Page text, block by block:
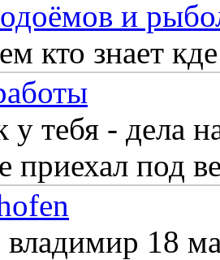
и
кто знает
у тебя - дела
приехал под
владимир 18